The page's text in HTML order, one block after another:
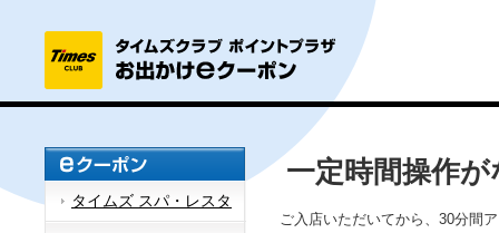
タイムズ スパ・レスタ
一定時間操作
ご入店いただいてから、30分間